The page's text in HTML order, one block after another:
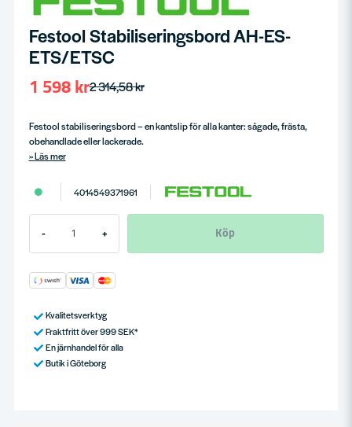
Festool Stabiliseringsbord AH-ES-
ETS/ETSC
2 314,58 kr
1 598 kr
Festool stabiliseringsbord – en kantslip för alla kanter: sågade, frästa,
obehandlade eller lackerade.
Läs mer
4014549371961
- + Köp
Kvalitetsverktyg
Fraktfritt över 999 SEK*
En järnhandel för alla
Butik i Göteborg